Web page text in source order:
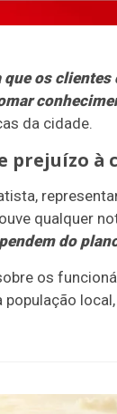
que os
da cidade.
prejuízo à
qualquer
do
os
população